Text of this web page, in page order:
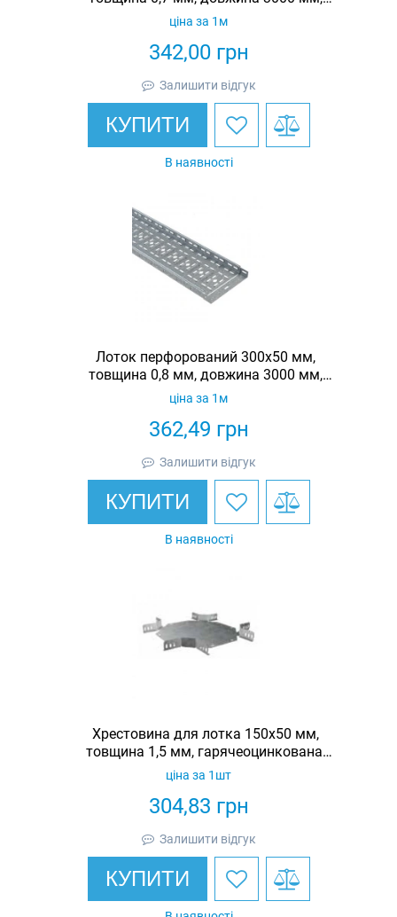
гарячеоцинкований, Eurotray
342,00грн
ціна за 1м
Залишити відгук
КУПИТИ
В наявності
Лоток перфорований 300х50 мм,
товщина 0,8 мм, довжина 3000 мм,
гарячеоцинкований, Eurotray
362,49 грн
ціна за 1м
Залишити відгук
КУПИТИ
В наявності
Хрестовина для лотка 150х50 мм,
товщина 1,5 мм, гарячеоцинкована,
Eurotray
304,83 грн
ціна за 1шт
Залишити відгук
КУПИТИ